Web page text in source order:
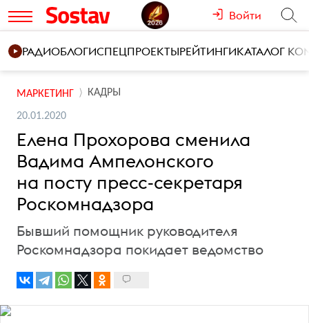
Войти
РАДИОБЛОГИСПЕЦПРОЕКТЫРЕЙТИНГИКАТАЛОГ
МАРКЕТИНГ КАДРЫ
20.01.2020
Елена Прохорова сменила
Вадима Ампелонского
на посту пресс-секретаря
Роскомнадзора
Бывший помощник руководителя
Роскомнадзора покидает ведомство